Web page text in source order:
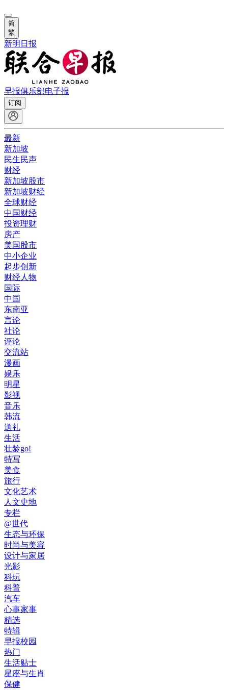
简
繁
新明日报
早报俱乐部电子报
订阅
最新
新加坡
民生民声
财经
新加坡股市
新加坡财经
全球财经
中国财经
投资理财
房产
美国股市
中小企业
起步创新
财经人物
国际
中国
东南亚
言论
社论
评论
交流站
漫画
娱乐
明星
影视
音乐
韩流
送礼
生活
壮龄go!
特写
美食
旅行
文化艺术
人文史地
专栏
@世代
生态与环保
时尚与美容
设计与家居
光影
科玩
科普
汽车
心事家事
精选
特辑
早报校园
热门
生活贴士
星座与生肖
保健